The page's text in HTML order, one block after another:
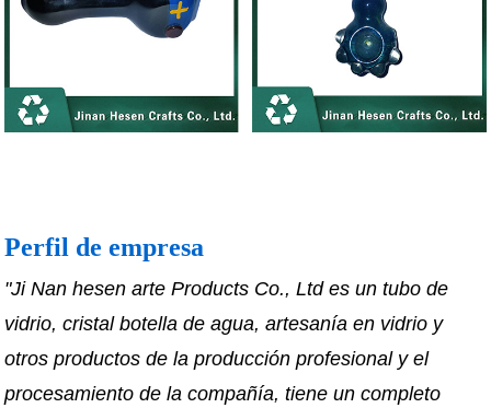
Perfil de empresa
"Ji Nan hesen arte Products Co., Ltd es un tubo de
vidrio, cristal botella de agua, artesanía en vidrio y
otros productos de la producción profesional y el
procesamiento de la compañía, tiene un completo